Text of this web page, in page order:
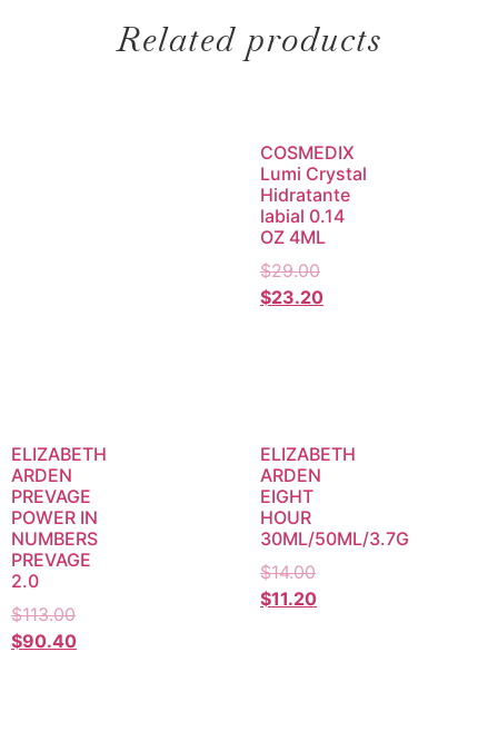
Related products
COSMEDIX
Lumi Crystal
Hidratante
labial 0.14
OZ 4ML
$29.00
$23.20
ELIZABETH
ARDEN
PREVAGE
POWER IN
NUMBERS
PREVAGE
2.0
$113.00
$90.40
ELIZABETH
ARDEN
EIGHT
HOUR
30ML/50ML/3.7G
$14.00
$11.20